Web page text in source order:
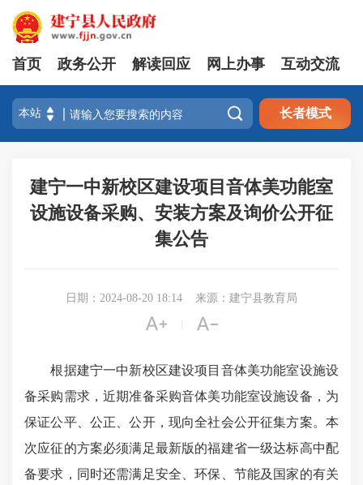
首页 政务公开 解读回应 网上办事 互动交流
 长者模式
建宁一中新校区建设项目音体美功能室
设施设备采购、安装方案及询价公开征
集公告
日期：2024-08-20 18:14 来源：建宁县教育局
 
根据建宁一中新校区建设项目音体美功能室设施设
备采购需求，近期准备采购音体美功能室设施设备，为
保证公平、公正、公开，现向全社会公开征集方案。本
次应征的方案必须满足最新版的福建省一级达标高中配
备要求，同时还需满足安全、环保、节能及国家的有关